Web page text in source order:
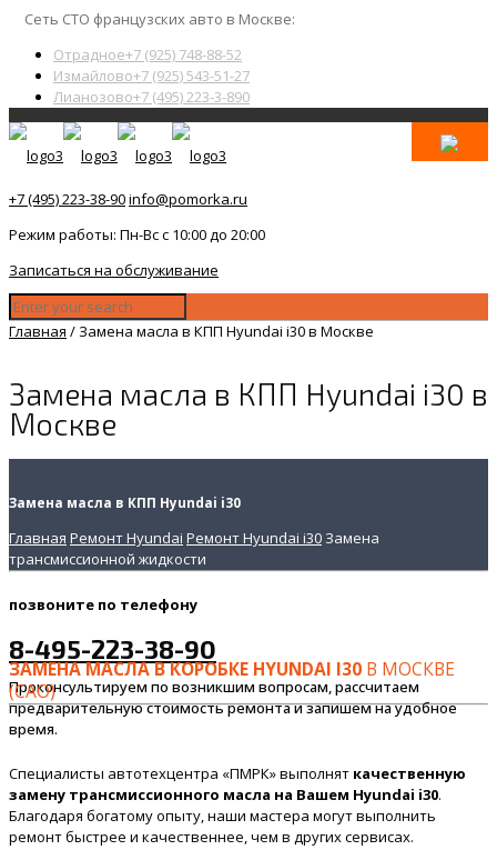
Сеть СТО французских авто в Москве:
Отрадное+7 (925) 748-88-52
Измайлово+7 (925) 543-51-27
Лианозово+7 (495) 223-3-890
+7 (495) 223-38-90info@pomorka.ru
Режим работы: Пн-Вс с 10:00 до 20:00
Записаться на обслуживание
Главная / Замена масла в КПП Hyundai i30 в Москве
Замена масла в КПП Hyundai i30 в
Москве
Замена масла в КПП Hyundai i30
Главная Ремонт Hyundai Ремонт Hyundai i30 Замена
трансмиссионной жидкости
позвоните по телефону
8-495-223-38-90
Проконсультируем по возникшим вопросам, рассчитаем
предварительную стоимость ремонта и запишем на удобное
время.
ЗАМЕНА МАСЛА В КОРОБКЕ HYUNDAI I30 В МОСКВЕ
(САО)
Специалисты автотехцентра «ПМРК» выполнят качественную
замену трансмиссионного масла на Вашем Hyundai i30.
Благодаря богатому опыту, наши мастера могут выполнить
ремонт быстрее и качественнее, чем в других сервисах.